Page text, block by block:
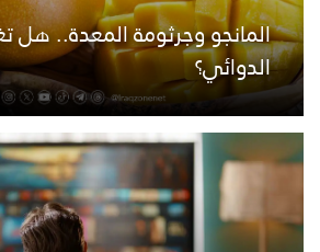
المانجو وجرثومة المعدة.. هل
الدوائي؟